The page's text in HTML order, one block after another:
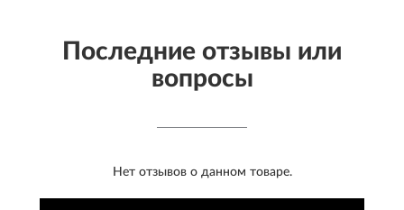
Последние отзывы или
вопросы
Нет отзывов о данном товаре.